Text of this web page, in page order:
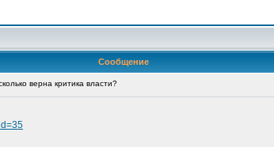
Сообщение
верна критика власти?